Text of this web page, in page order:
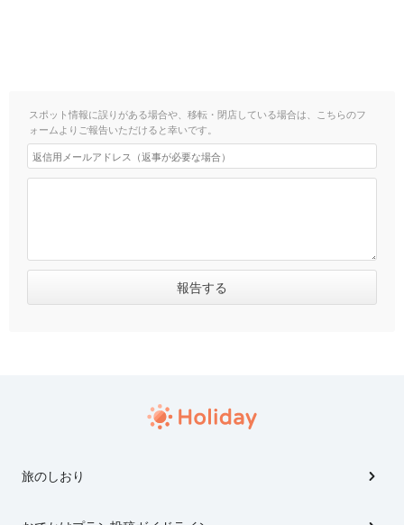
スポット情報に誤りがある場合や、移転・閉店している場合は、こちらのフ
ォームよりご報告いただけると幸いです。
旅のしおり